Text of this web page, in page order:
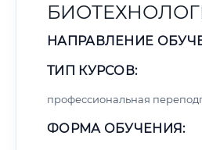
НАПРАВЛЕНИЕ
ТИП КУРСОВ:
профессиональная
ФОРМА ОБУЧЕНИЯ: